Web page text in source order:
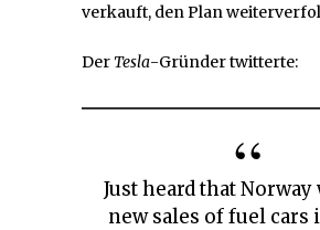
verkauft, den Plan
Der Tesla-Gründer twitterte:
Just heard that Norway will ban
new sales of fuel cars